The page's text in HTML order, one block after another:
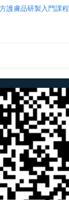
護膚品研製入門課程